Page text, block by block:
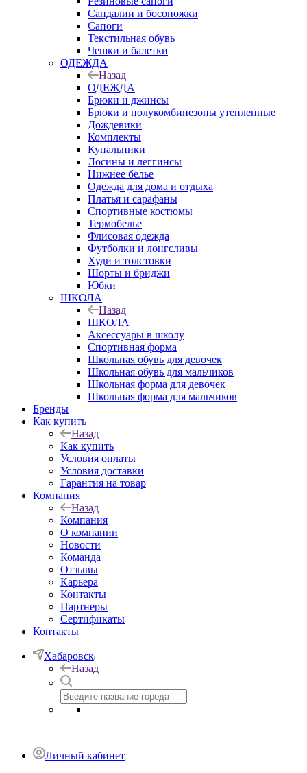
Сандалии и босоножки
Сапоги
Текстильная обувь
Чешки и балетки
ОДЕЖДА
Назад
ОДЕЖДА
Брюки и джинсы
Брюки и полукомбинезоны утепленные
Дождевики
Комплекты
Купальники
Лосины и леггинсы
Нижнее белье
Одежда для дома и отдыха
Платья и сарафаны
Спортивные костюмы
Термобелье
Флисовая одежда
Футболки и лонгсливы
Худи и толстовки
Шорты и бриджи
Юбки
ШКОЛА
Назад
ШКОЛА
Аксессуары в школу
Спортивная форма
Школьная обувь для девочек
Школьная обувь для мальчиков
Школьная форма для девочек
Школьная форма для мальчиков
Бренды
Как купить
Назад
Как купить
Условия оплаты
Условия доставки
Гарантия на товар
Компания
Назад
Компания
О компании
Новости
Команда
Отзывы
Карьера
Контакты
Партнеры
Сертификаты
Контакты
Хабаровск
Назад
Личный кабинет